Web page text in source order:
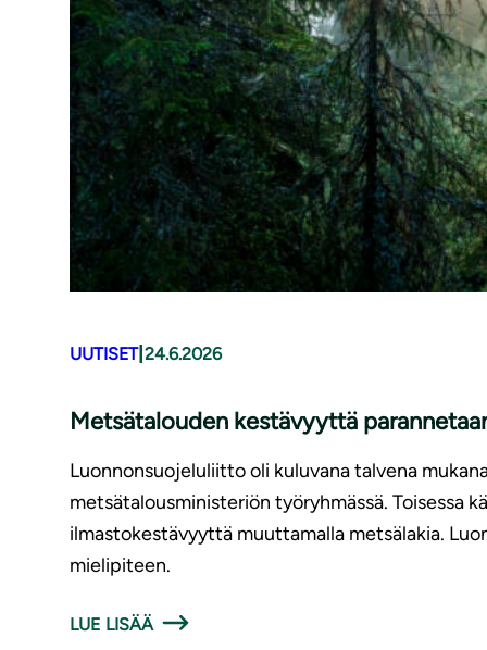
UUTISET| 24.6.2026
Metsätalouden kestävyyttä
Luonnonsuojeluliitto oli kuluvana talvena
metsätalousministeriön työryhmässä. Toisessa
ilmastokestävyyttä muuttamalla metsälakia.
mielipiteen.
LUE LISÄÄ